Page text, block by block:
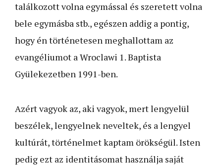
találkozott volna egymással és szeretett volna
bele egymásba stb., egészen addig a pontig,
hogy én történetesen meghallottam az
evangéliumot a Wroclawi 1. Baptista
Gyülekezetben 1991-ben.
Azért vagyok az, aki vagyok, mert lengyelül
beszélek, lengyelnek neveltek, és a lengyel
kultúrát, történelmet kaptam örökségül. Isten
pedig ezt az identitásomat használja saját